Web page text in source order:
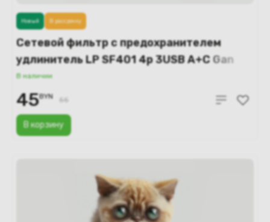
Сетевой фильтр с предохранителем
удлинитель LP SF401 4р 3USB A+C Gan
45W / 10А 2500W2м (белый)
В наличии
В корзину
Новый В рассрочку
45BYN